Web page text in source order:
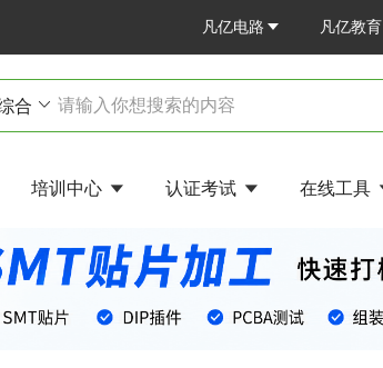
凡亿电路 凡亿教育
培训中心 认证考试 在线工具